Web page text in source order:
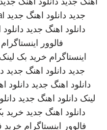
جدید دانلود اهنگ جدید
دانلود اهنگ جدید
فالوور اینستاگرام
اینستاگرام خرید بک لینک
جدید دانلود اهنگ جدید
دانلود اهنگ جدید دانلود
لینک دانلود اهنگ جدید
دانلود اهنگ جدید خرید
فالوور اینستاگرام خرید